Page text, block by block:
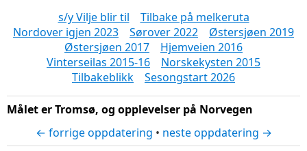
s/y Vilje blir til
Tilbake på melkeruta
Nordover igjen 2023
Sørover 2022
Østersjøen 2019
Østersjøen 2017
Hjemveien 2016
Vinterseilas 2015-16
Norskekysten 2015
Tilbakeblikk
Sesongstart 2026
Målet er Tromsø, og opplevelser på Norvegen
← forrige oppdatering • neste oppdatering →